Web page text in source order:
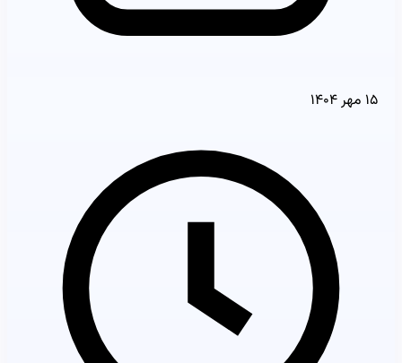
۱۵ مهر ۱۴۰۴